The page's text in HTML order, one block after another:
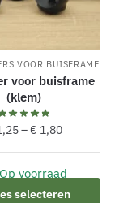
optie
gekozen
worden
op
de
productpagina
VOOR BUISFRAME
voor buisframe
(klem)
–€ 1,80
Op voorraad
selecteren